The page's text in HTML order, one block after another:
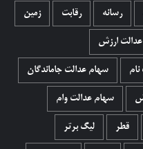
رسانه رقابت زمین
ارزش
سهام عدالت جاماندگان
سهام عدالت وام
قطر لیگ برتر